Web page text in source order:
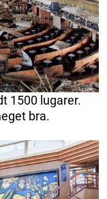
1500 lugarer.
bra.